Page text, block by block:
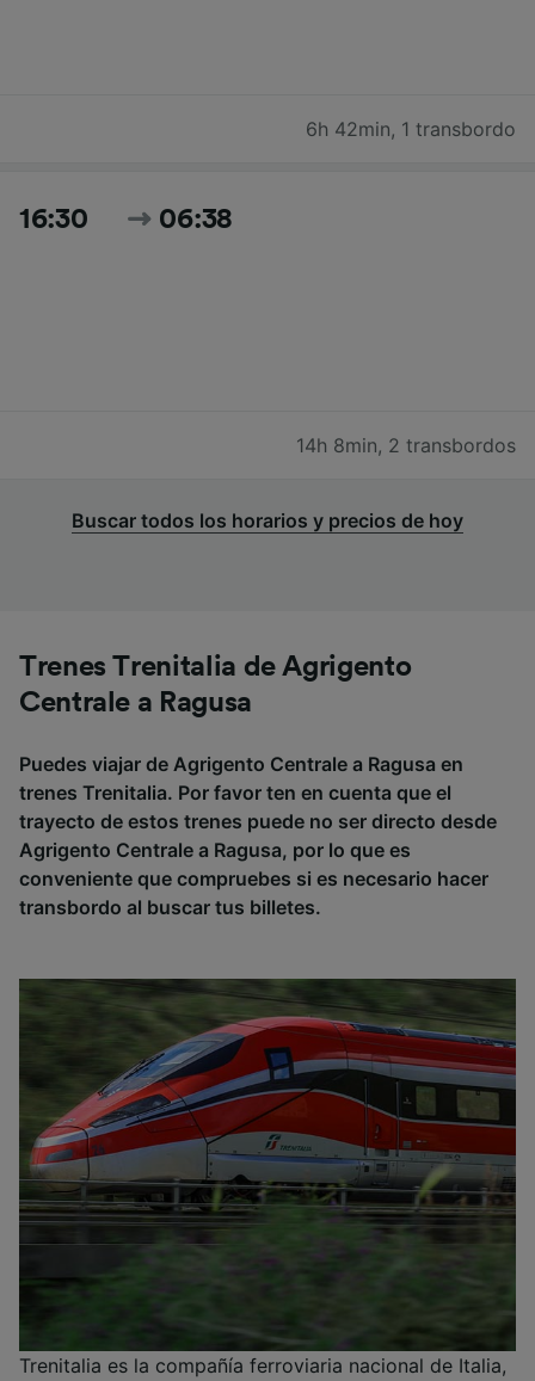
6h 42min, 1 transbordo
16:30 06:38
14h 8min, 2 transbordos
Buscar todos los horarios y precios de hoy
Trenes Trenitalia de Agrigento
Centrale a Ragusa
Puedes viajar de Agrigento Centrale a Ragusa en
trenes Trenitalia. Por favor ten en cuenta que el
trayecto de estos trenes puede no ser directo desde
Agrigento Centrale a Ragusa, por lo que es
conveniente que compruebes si es necesario hacer
transbordo al buscar tus billetes.
Trenitalia es la compañía ferroviaria nacional de Italia,